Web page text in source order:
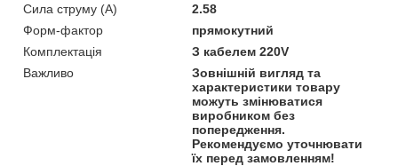
Сила струму (А)
2.58
Форм-фактор
прямокутний
Комплектація
З кабелем 220V
Важливо
Зовнішній вигляд та
характеристики товару
можуть змінюватися
виробником без
попередження.
Рекомендуємо уточнювати
їх перед замовленням!